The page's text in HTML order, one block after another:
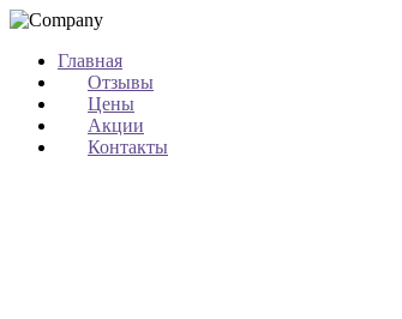
Главная
Отзывы
Цены
Акции
Контакты